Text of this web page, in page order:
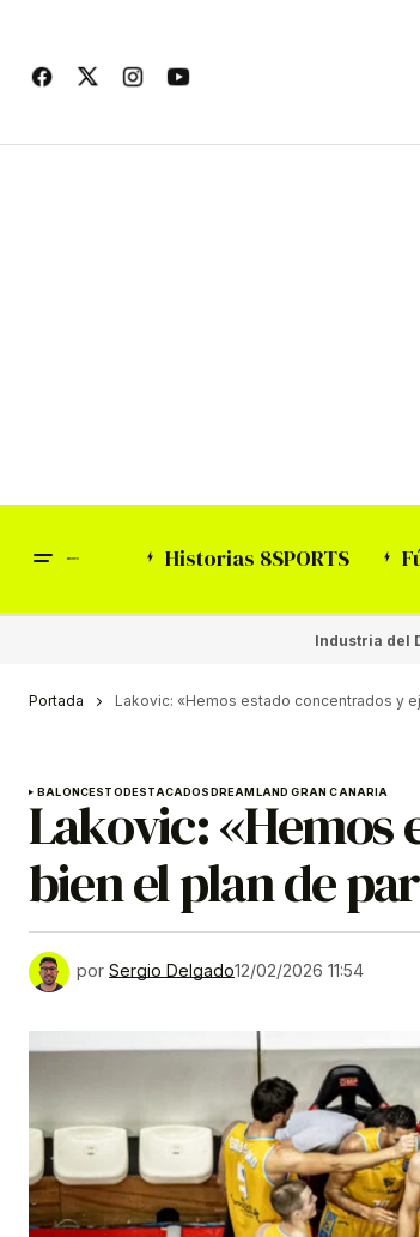
Historias 8SPORTS
Industria del
Portada Lakovic: «Hemos estado concentrados y
BALONCESTODESTACADOSDREAMLAND GRAN CANARIA
Lakovic: «Hemos
bien el plan de
por Sergio Delgado12/02/2026 11:54